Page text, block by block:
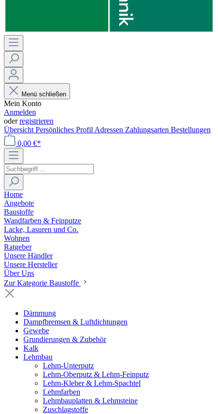
Menü schließen
Mein Konto
Anmelden
oderregistrieren
Übersicht Persönliches Profil Adressen Zahlungsarten Bestellungen
0,00 €*
Home
Angebote
Baustoffe
Wandfarben & Feinputze
Lacke, Lasuren und Co.
Wohnen
Ratgeber
Unsere Händler
Unsere Hersteller
Über Uns
Zur Kategorie Baustoffe
Dämmung
Dampfbremsen & Luftdichtungen
Gewebe
Grundierungen & Zubehör
Kalk
Lehmbau
Lehm-Unterputz
Lehm-Oberputz & Lehm-Feinputz
Lehm-Kleber & Lehm-Spachtel
Lehmfarben
Lehmbauplatten & Lehmsteine
Zuschlagstoffe